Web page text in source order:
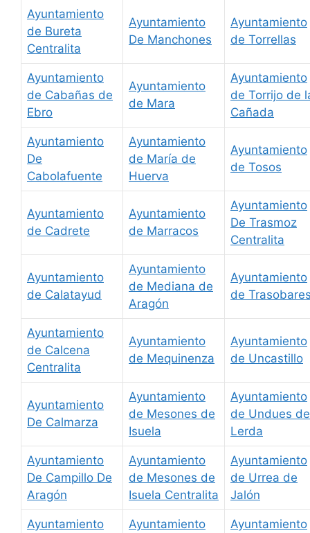
Ayuntamiento
de Bureta
Centralita
Ayuntamiento
De Manchones
Ayuntamiento
de Torrellas
Ayuntamiento
de Cabañas de
Ebro
Ayuntamiento
de Mara
Ayuntamiento
de Torrijo de
Cañada
Ayuntamiento
De
Cabolafuente
Ayuntamiento
de María de
Huerva
Ayuntamiento
de Tosos
Ayuntamiento
de Cadrete
Ayuntamiento
de Marracos
Ayuntamiento
De Trasmoz
Centralita
Ayuntamiento
de Calatayud
Ayuntamiento
de Mediana de
Aragón
Ayuntamiento
de
Ayuntamiento
de Calcena
Centralita
Ayuntamiento
de Mequinenza
Ayuntamiento
de Uncastillo
Ayuntamiento
De Calmarza
Ayuntamiento
de Mesones de
Isuela
Ayuntamiento
de Undues de
Lerda
Ayuntamiento
De Campillo De
Aragón
Ayuntamiento
de Mesones de
Isuela Centralita
Ayuntamiento
de Urrea de
Jalón
Ayuntamiento
Ayuntamiento
Ayuntamiento